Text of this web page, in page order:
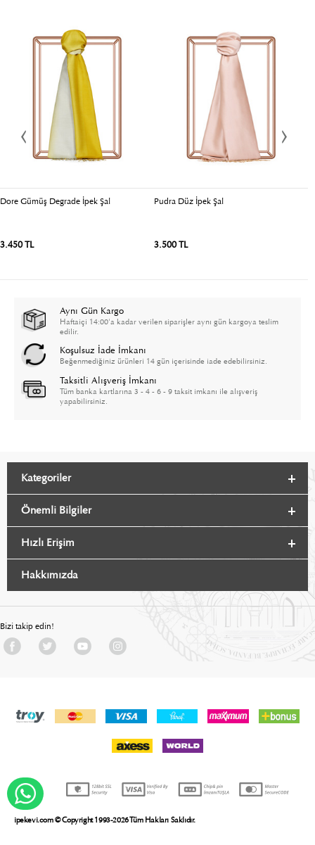
Dore Gümüş Degrade İpek Şal
3.450 TL
Pudra Düz İpek Şal
3.500 TL
Aynı Gün Kargo
Haftaiçi 14:00'a kadar verilen siparişler aynı gün kargoya teslim
edilir.
Koşulsuz İade İmkanı
Beğenmediğiniz ürünleri 14 gün içerisinde iade edebilirsiniz.
Taksitli Alışveriş İmkanı
Tüm banka kartlarına 3 - 4 - 6 - 9 taksit imkanı ile alışveriş
yapabilirsiniz.
Kategoriler
Önemli Bilgiler
Hızlı Erişim
Hakkımızda
Bizi takip edin!
ipekevi.com © Copyright 1993-2026 Tüm Hakları Saklıdır.
WHATSAPP DESTEK